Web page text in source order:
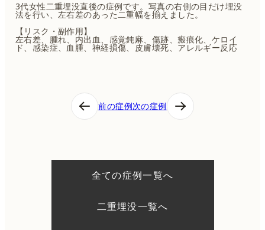
3代女性二重埋没直後の症例です。写真の右側の目だけ埋没
法を行い、左右差のあった二重幅を揃えました。
【リスク・副作用】
左右差、腫れ、内出血、感覚鈍麻、傷跡、瘢痕化、ケロイ
ド、感染症、血腫、神経損傷、皮膚壊死、アレルギー反応
前の症例次の症例
全ての症例一覧へ
二重埋没一覧へ